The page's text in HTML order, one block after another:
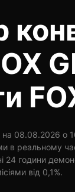
08.08.2026 о
в реальному
24 години
від 0,1%.